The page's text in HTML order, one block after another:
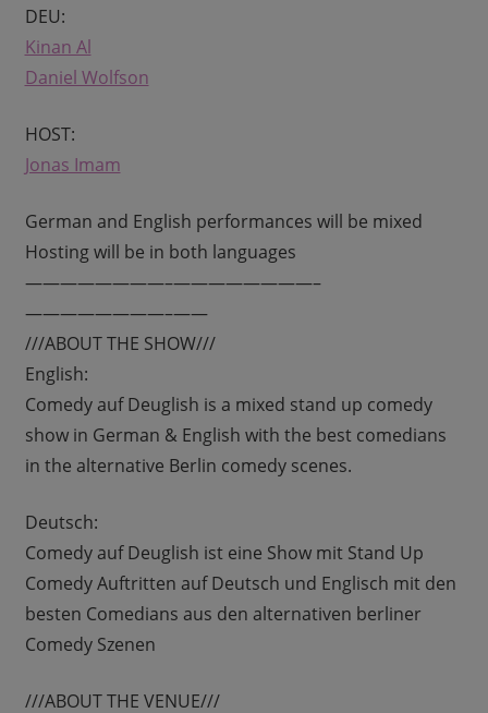
DEU:
Kinan Al
Daniel Wolfson
HOST:
Jonas Imam
German and English performances will be mixed
Hosting will be in both languages
————————–————————–
————————–——
///ABOUT THE SHOW///
English:
Comedy auf Deuglish is a mixed stand up comedy
show in German & English with the best comedians
in the alternative Berlin comedy scenes.
Deutsch:
Comedy auf Deuglish ist eine Show mit Stand Up
Comedy Auftritten auf Deutsch und Englisch mit den
besten Comedians aus den alternativen berliner
Comedy Szenen
///ABOUT THE VENUE///